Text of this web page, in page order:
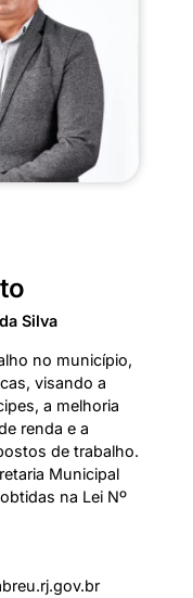
Silva
no município,
visando a
a melhoria
renda e a
de trabalho.
Municipal
na Lei Nº